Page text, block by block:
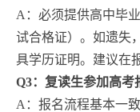
A：必须提供高中毕
试合格证）。如遗失
具学历证明。建议在
Q3：复读生参加高考
A：报名流程基本一